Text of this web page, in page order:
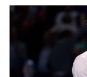
VTV Money
VTV Sức khoẻ